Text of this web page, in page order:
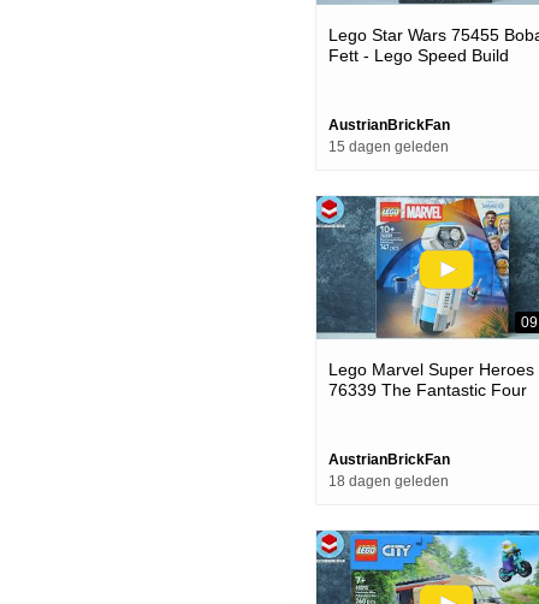
Lego Star Wars 75455
Fett - Lego Speed Build
AustrianBrickFan
15 dagen geleden
Lego Marvel Super Heroes
76339 The Fantastic Four
AustrianBrickFan
18 dagen geleden